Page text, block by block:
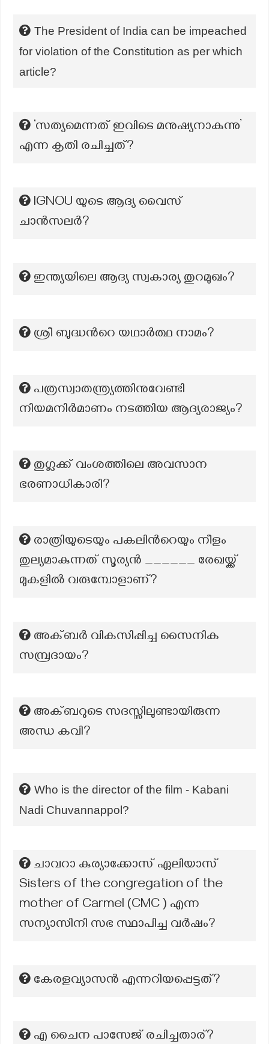
The President of India can be impeached
for violation of the Constitution as per which
article?
‘സത്യമെന്നത് ഇവിടെ മനുഷ്യനാകുന്നു’
എന്ന കൃതി രചിച്ചത്?
lGNOU യുടെ ആദ്യ വൈസ്
ചാൻസലർ?
ഇന്ത്യയിലെ ആദ്യ സ്വകാര്യ തുറമുഖം?
ശ്രീ ബുദ്ധന്‍റെ യഥാര്‍ത്ഥ നാമം?
പത്രസ്വാതന്ത്ര്യത്തിനുവേണ്ടി
നിയമനിർമാണം നടത്തിയ ആദ്യരാജ്യം?
തുഗ്ലക്ക് വംശത്തിലെ അവസാന
ഭരണാധികാരി?
രാത്രിയുടെയും പകലിൻറെയും നീളം
തുല്യമാകുന്നത് സൂര്യൻ ______ രേഖയ്ക്ക്
മുകളിൽ വരുമ്പോളാണ്?
അക്ബര്‍ വികസിപ്പിച്ച സൈനിക
സമ്പ്രദായം?
അക്ബറുടെ സദസ്സിലുണ്ടായിരുന്ന
അന്ധ കവി?
Who is the director of the film - Kabani
Nadi Chuvannappol?
ചാവറാ കുര്യാക്കോസ് ഏലിയാസ്
Sisters of the congregation of the
mother of Carmel (CMC ) എന്ന
സന്യാസിനി സഭ സ്ഥാപിച്ച വർഷം?
കേരളവ്യാസൻ എന്നറിയപ്പെട്ടത്?
എ ചൈന പാസേജ് രചിച്ചതാര്?